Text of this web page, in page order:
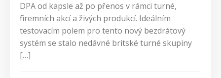
DPA od kapsle až po přenos v rámci turné,
firemních akcí a živých produkcí. Ideálním
testovacím polem pro tento nový bezdrátový
systém se stalo nedávné britské turné skupiny
[…]